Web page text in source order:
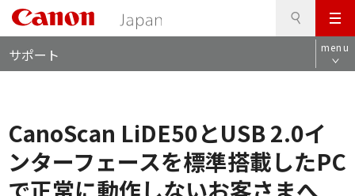
メ
ニ
ュ
ビ
サポート menu
CanoScan LiDE50とUSB 2.0イ
ンターフェースを標準搭載したPC
で正常に動作しないお客さまへ